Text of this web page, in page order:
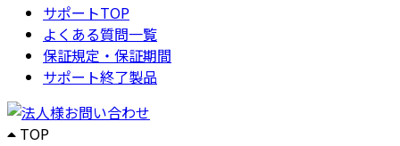
サポートTOP
よくある質問一覧
保証規定・保証期間
サポート終了製品
TOP